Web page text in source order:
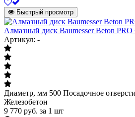
Быстрый просмотр
Алмазный диск Baumesser Beton
Артикул: -
Диаметр, мм 500 Посадочное
Железобетон
9 770 руб. за 1 шт